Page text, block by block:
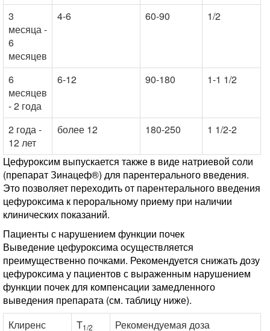
3
месяца -
6
месяцев
4-6 60-90 1/2
6
месяцев
- 2 года
6-12 90-180 1-1 1/2
2 года -
12 лет
более 12 180-250 1 1/2-2
Цефуроксим выпускается также в виде натриевой соли
(препарат Зинацеф®) для парентерального введения.
Это позволяет переходить от парентерального введения
цефуроксима к пероральному приему при наличии
клинических показаний.
Пациенты с нарушением функции почек
Выведение цефуроксима осуществляется
преимущественно почками. Рекомендуется снижать дозу
цефуроксима у пациентов с выраженным нарушением
функции почек для компенсации замедленного
выведения препарата (см. таблицу ниже).
Клиренс
T1/2 Рекомендуемая доза